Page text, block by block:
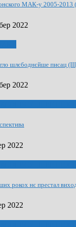
МАК-у 2005-2013
2022
шлєбоднєйше писац
2022
2022
рокох нє престал
2022